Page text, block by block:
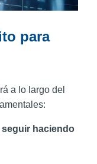
para
a lo largo del
haciendo